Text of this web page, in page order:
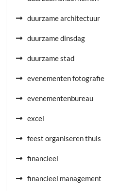
duurzame architectuur
duurzame dinsdag
duurzame stad
evenementen fotografie
evenementenbureau
excel
feest organiseren thuis
financieel
financieel management